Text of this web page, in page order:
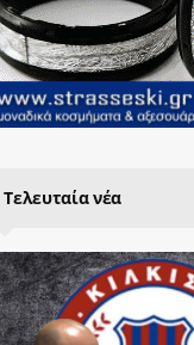
Τελευταία νέα